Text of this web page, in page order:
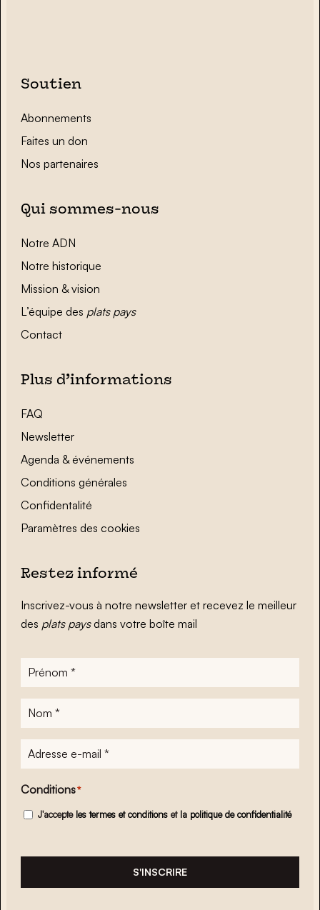
Soutien
Abonnements
Faites un don
Nos partenaires
Qui sommes-nous
Notre ADN
Notre historique
Mission & vision
L’équipe des plats pays
Contact
Plus d’informations
FAQ
Newsletter
Agenda & événements
Conditions générales
Confidentalité
Paramètres des cookies
Restez informé
Inscrivez-vous à notre newsletter et recevez le meilleur
des plats paysdans votre boîte mail
Prénom
Nom
Adresse
e-
mail*
Conditions*
J'accepte les termes et conditions et la politique de confidentialité
S'INSCRIRE